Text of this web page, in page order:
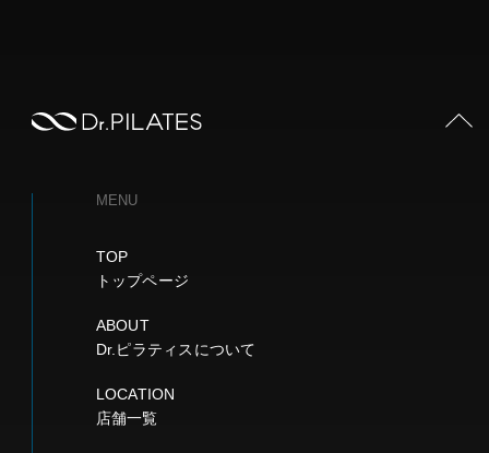
MENU
TOP
トップページ
ABOUT
Dr.ピラティスについて
LOCATION
店舗一覧